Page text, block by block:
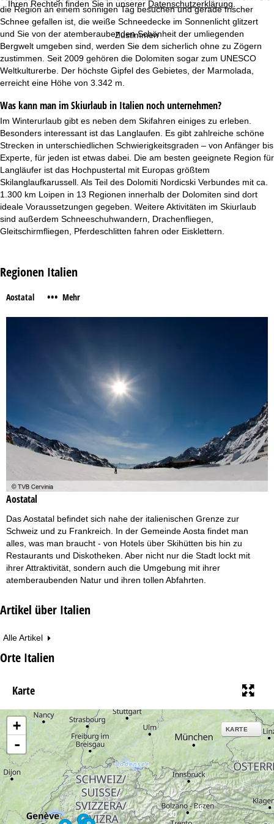
Ihren Rechten finden Sie in unserer Datenschutzerklärung
Zustimmen
die Region an einem sonnigen Tag besuchen und gerade frischer
Schnee gefallen ist, die weiße Schneedecke im Sonnenlicht glitzert
und Sie von der atemberaubenden Schönheit der umliegenden
Bergwelt umgeben sind, werden Sie dem sicherlich ohne zu Zögern
zustimmen. Seit 2009 gehören die Dolomiten sogar zum UNESCO
Weltkulturerbe. Der höchste Gipfel des Gebietes, der Marmolada,
erreicht eine Höhe von 3.342 m.
Was kann man im Skiurlaub in Italien noch unternehmen?
Im Winterurlaub gibt es neben dem Skifahren einiges zu erleben.
Besonders interessant ist das Langlaufen. Es gibt zahlreiche schöne
Strecken in unterschiedlichen Schwierigkeitsgraden – von Anfänger bis
Experte, für jeden ist etwas dabei. Die am besten geeignete Region für
Langläufer ist das Hochpustertal mit Europas größtem
Skilanglaufkarussell. Als Teil des Dolomiti Nordicski Verbundes mit ca.
1.300 km Loipen in 13 Regionen innerhalb der Dolomiten sind dort
ideale Voraussetzungen gegeben. Weitere Aktivitäten im Skiurlaub
sind außerdem Schneeschuhwandern, Drachenfliegen,
Gleitschirmfliegen, Pferdeschlitten fahren oder Eisklettern.
Regionen Italien
Aostatal ••• Mehr
Aostatal
Das Aostatal befindet sich nahe der italienischen Grenze zur
Schweiz und zu Frankreich. In der Gemeinde Aosta findet man
alles, was man braucht - von Hotels über Skihütten bis hin zu
Restaurants und Diskotheken. Aber nicht nur die Stadt lockt mit
ihrer Attraktivität, sondern auch die Umgebung mit ihrer
atemberaubenden Natur und ihren tollen Abfahrten.
Artikel über Italien
Alle Artikel
Orte Italien
Karte
48
30
+
-
KARTE